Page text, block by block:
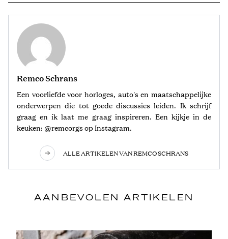
Remco Schrans
Een voorliefde voor horloges, auto's en maatschappelijke
onderwerpen die tot goede discussies leiden. Ik schrijf
graag en ik laat me graag inspireren. Een kijkje in de
keuken: @remcorgs op Instagram.
ALLE ARTIKELEN VAN REMCO SCHRANS
AANBEVOLEN ARTIKELEN